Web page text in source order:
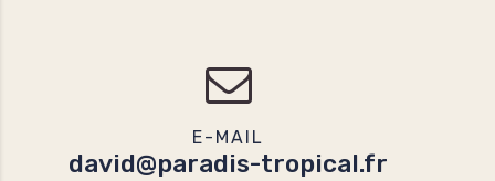
E-MAIL
david@paradis-tropical.fr